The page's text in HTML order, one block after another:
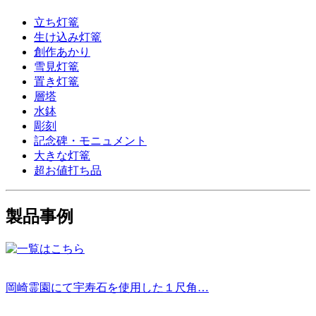
立ち灯篭
生け込み灯篭
創作あかり
雪見灯篭
置き灯篭
層塔
水鉢
彫刻
記念碑・モニュメント
大きな灯篭
超お値打ち品
製品事例
岡崎霊園にて宇寿石を使用した１尺角…